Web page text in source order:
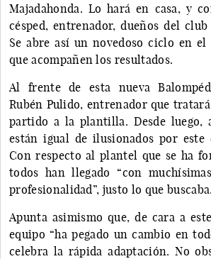
Majadahonda. Lo hará en casa, y
césped, entrenador, dueños del
Se abre así un novedoso ciclo en
que acompañen los resultados.
Al frente de esta nueva
Rubén Pulido, entrenador que
partido a la plantilla. Desde luego,
están igual de ilusionados por este
Con respecto al plantel que se ha
todos han llegado “con
profesionalidad”, justo lo que buscaba.
Apunta asimismo que, de cara a
equipo “ha pegado un cambio en
celebra la rápida adaptación. No